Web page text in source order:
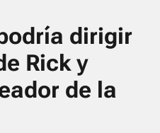
dirigir
Rick y
de la